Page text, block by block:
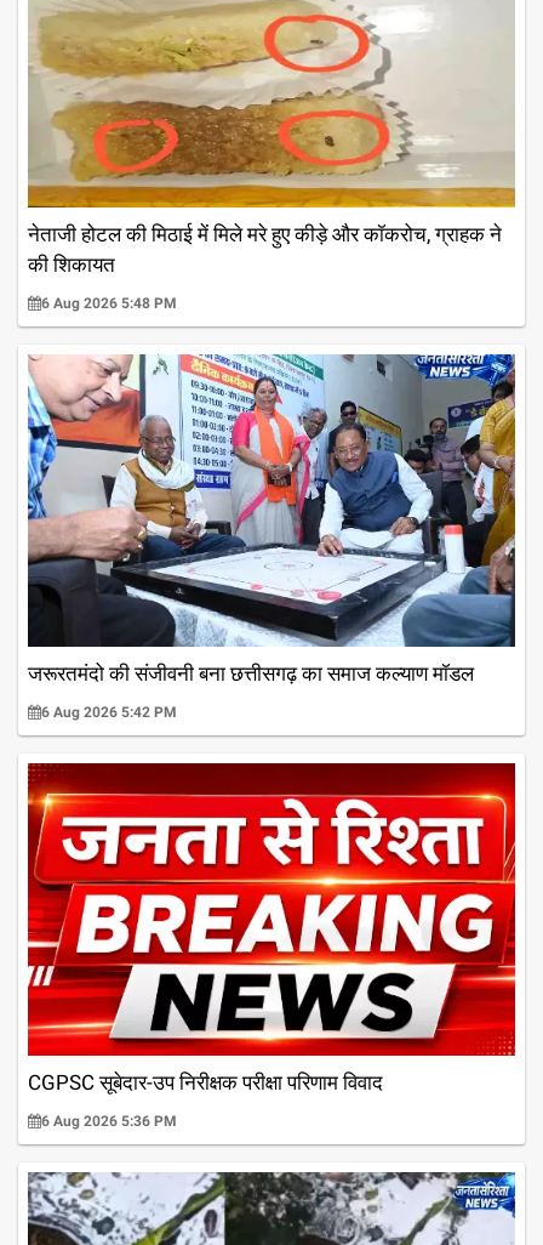
नेताजी होटल की मिठाई में मिले मरे हुए कीड़े और कॉकरोच, ग्राहक ने
की शिकायत
6 Aug 2026 5:48 PM
जरूरतमंदो की संजीवनी बना छत्तीसगढ़ का समाज कल्याण मॉडल
6 Aug 2026 5:42 PM
CGPSC सूबेदार-उप निरीक्षक परीक्षा परिणाम विवाद
6 Aug 2026 5:36 PM